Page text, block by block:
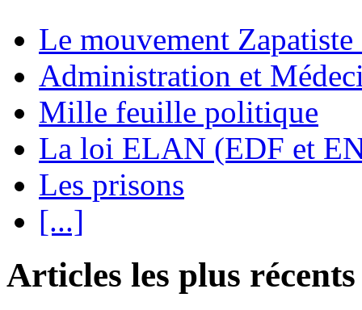
Le mouvement
Administration et
Mille feuille politique
La loi ELAN (EDF et
Les prisons
[...]
Articles les plus récents